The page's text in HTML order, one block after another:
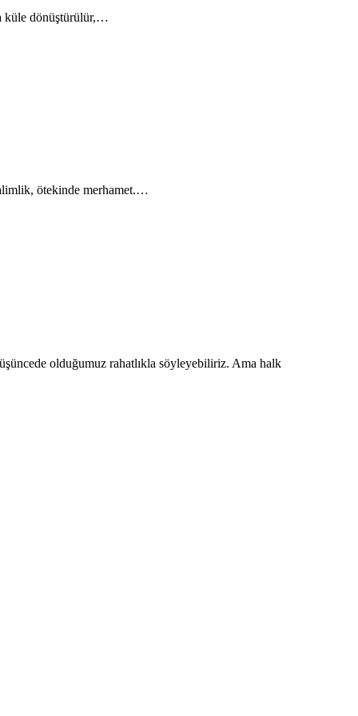
küle dönüştürülür,…
ötekinde merhamet.…
olduğumuz rahatlıkla söyleyebiliriz. Ama halk